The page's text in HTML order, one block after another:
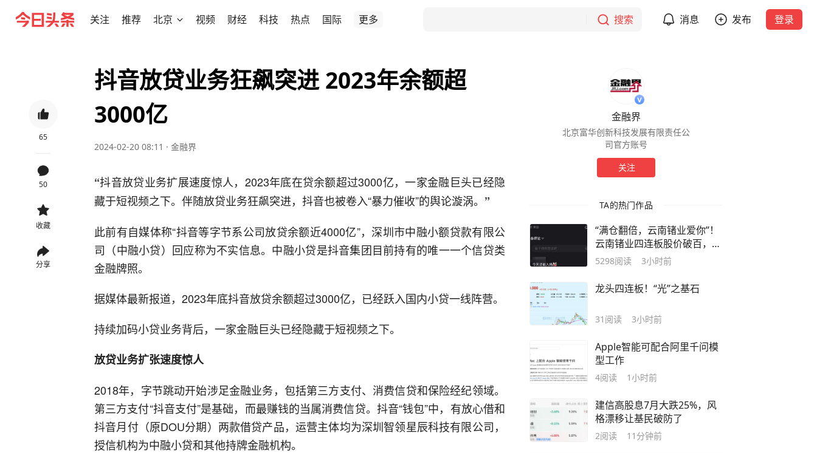
关注 推荐 北京 视频 财经 科技 热点 国际 更多 搜索 消息 发布 登录
65
50
收藏
分享
抖音放贷业务狂飙突进 2023年余额超
3000亿
2024-02-20 08:11 · 金融界
“抖音放贷业务扩展速度惊人，2023年底在贷余额超过3000亿，一家金融巨头已经隐
藏于短视频之下。伴随放贷业务狂飙突进，抖音也被卷入“暴力催收”的舆论漩涡。 ”
此前有自媒体称“抖音等字节系公司放贷余额近4000亿”，深圳市中融小额贷款有限公
司（中融小贷）回应称为不实信息。中融小贷是抖音集团目前持有的唯一一个信贷类
金融牌照。
据媒体最新报道，2023年底抖音放贷余额超过3000亿，已经跃入国内小贷一线阵营。
持续加码小贷业务背后，一家金融巨头已经隐藏于短视频之下。
放贷业务扩张速度惊人
2018年，字节跳动开始涉足金融业务，包括第三方支付、消费信贷和保险经纪领域。
第三方支付“抖音支付”是基础，而最赚钱的当属消费信贷。抖音“钱包”中，有放心借和
抖音月付（原DOU分期）两款借贷产品，运营主体均为深圳智领星辰科技有限公司，
授信机构为中融小贷和其他持牌金融机构。
金融界
北京富华创新科技发展有限责任公
司官方账号
关注
TA的热门作品
“满仓翻倍，云南锗业爱你”！
云南锗业四连板股价破百，年
内涨幅超200%，有人晒账户
人踏空失眠哭诉比下跌更难受
5298阅读 3小时前
龙头四连板！“光”之基石
31 阅读 3小时前
Apple智能可配合阿里千问模
型工作
4阅读 1小时前
建信高股息7月大跌25%，风
格漂移让基民破防了
2阅读 11分钟前